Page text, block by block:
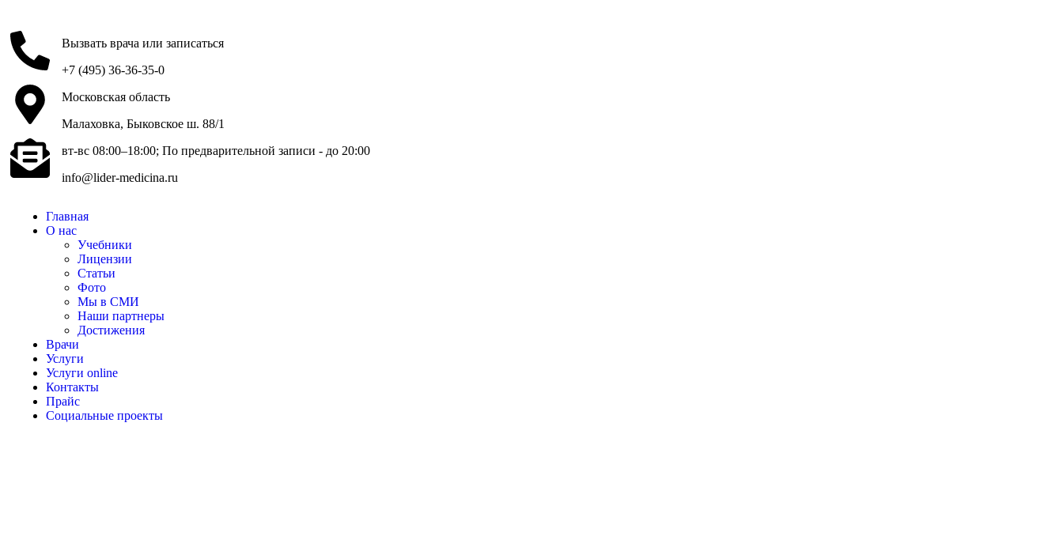
Вызвать врача или записаться
+7 (495) 36-36-35-0
Московская область
Малаховка, Быковское ш. 88/1
вт-вс 08:00–18:00; По предварительной записи - до 20:00
info@lider-medicina.ru
Главная
О нас
Учебники
Лицензии
Статьи
Фото
Мы в СМИ
Наши партнеры
Достижения
Врачи
Услуги
Услуги online
Контакты
Прайс
Социальные проекты